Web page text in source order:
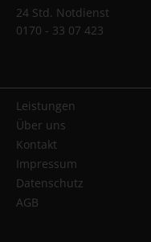
24 Std. Notdienst
0170 - 33 07 423
Leistungen
Über uns
Kontakt
Impressum
Datenschutz
AGB